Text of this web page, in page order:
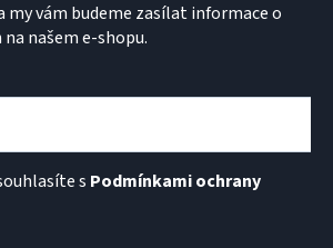
my vám budeme zasílat informace o
našem e-shopu.
s Podmínkami ochrany